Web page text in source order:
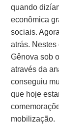
quando
econômica
sociais.
atrás.
Gênova sob
através da
conseguiu
que hoje
mobilização.